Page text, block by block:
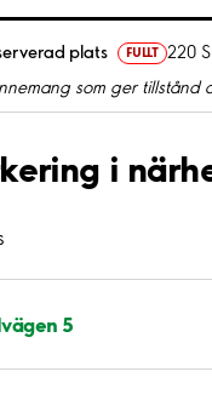
plats FULLT 220
som ger tillstånd
i
5